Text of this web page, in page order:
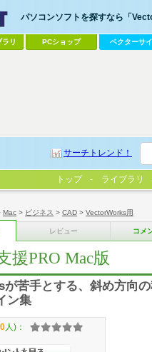
Mac > ビジネス > CAD > VectorWorks用
レビュー コメ
援PRO Mac版
苦手とする、斜め方向
ン集
0 人)：
パソコンソフトを探すなら「
ラリ PCショップ ベクターサ
サーチトレンド！
トップ ライブラリ